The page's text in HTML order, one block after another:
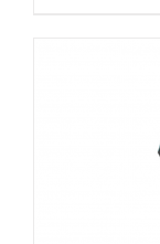
IN